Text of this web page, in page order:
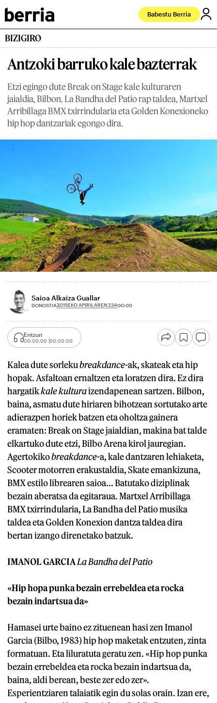
Babestu Berria
BIZIGIRO
Antzoki barruko kale bazterrak
Etzi egingo dute Break on Stage kale kulturaren
jaialdia, Bilbon. La Bandha del Patio rap taldea, Martxel
Arribillaga BMX txirrindularia eta Golden Konexioneko
hip hop dantzariak egongo dira.
Saioa Alkaiza Guallar
DONOSTIA2015EKO APIRILAREN 23A00:00
Entzun
00:00:00 00:00:00
Kalea dute sorlekubreakdance-ak, skateak eta hip
hopak. Asfaltoan ernaltzen eta loratzen dira. Ez dira
hargatikkale kulturaizendapenean sartzen. Bilbon,
baina, asmatu dute hiriaren bihotzean sortutako arte
adierazpen horiek batzen eta oholtza gainera
eramaten: Break on Stage jaialdian, makina bat talde
elkartuko dute etzi, Bilbo Arena kirol jauregian.
Agertokikobreakdance-a, kale dantzaren lehiaketa,
Scooter motorren erakustaldia, Skate emankizuna,
BMX estilo librearen saioa... Batutako diziplinak
bezain aberatsa da egitaraua. Martxel Arribillaga
BMX txirrindularia, La Bandha del Patio musika
taldea eta Golden Konexion dantza taldea dira
bertan izango direnetako batzuk.
IMANOL GARCIALa Bandha del Patio
«Hip hopa punka bezain errebeldea eta rocka
bezain indartsua da»
Hamasei urte baino ez zituenean hasi zen Imanol
Garcia (Bilbo, 1983) hip hop maketak entzuten, zinta
formatuan. Eta liluratuta geratu zen. «Hip hop punka
bezain errebeldea eta rocka bezain indartsua da,
baina, aldi berean, beste zer edo zer».
Esperientziaren talaiatik egin du solas orain. Izan ere,